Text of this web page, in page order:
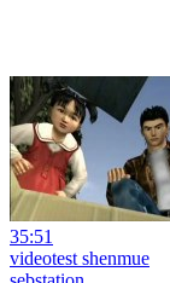
35:51
videotest shenmue